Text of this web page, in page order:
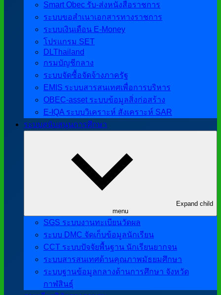
Smart Obec รับ-ส่งหนังสือราชการ
ระบบขอสำเนาเอกสารทางราชการ
ระบบเงินเดือน E-Money
โปรแกรม SET
DLThailand
กรมบัญชีกลาง
ระบบจัดซื้อจัดจ้างภาครัฐ
EMIS ระบบสารสนเทศเพื่อการบริหาร
OBEC-asset ระบบข้อมูลสิ่งก่อสร้าง
E-IQA ระบบวิเคราะห์ สังเคราะห์ SAR
ระบบสนับสนุนการศึกษา
Expand child
menu
SGS ระบบงานทะเบียนวัดผล
ระบบ DMC จัดเก็บข้อมูลนักเรียน
CCT ระบบปัจจัยพื้นฐาน นักเรียนยากจน
ระบบสารสนเทศด้านคุณภาพมัธยมศึกษา
ระบบฐานข้อมูลกลางด้านการศึกษา จังหวัด
กาฬสินธุ์